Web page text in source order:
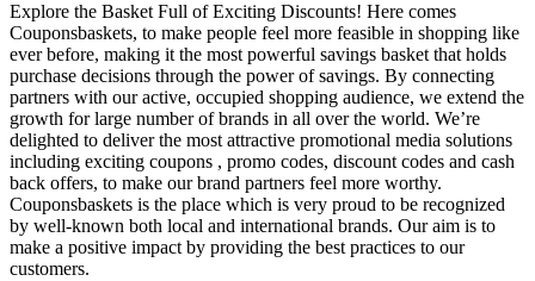
Explore the Basket Full of Exciting Discounts! Here comes
Couponsbaskets, to make people feel more feasible in shopping like
ever before, making it the most powerful savings basket that holds
purchase decisions through the power of savings. By connecting
partners with our active, occupied shopping audience, we extend the
growth for large number of brands in all over the world. We’re
delighted to deliver the most attractive promotional media solutions
including exciting coupons , promo codes, discount codes and cash
back offers, to make our brand partners feel more worthy.
Couponsbaskets is the place which is very proud to be recognized
by well-known both local and international brands. Our aim is to
make a positive impact by providing the best practices to our
customers.